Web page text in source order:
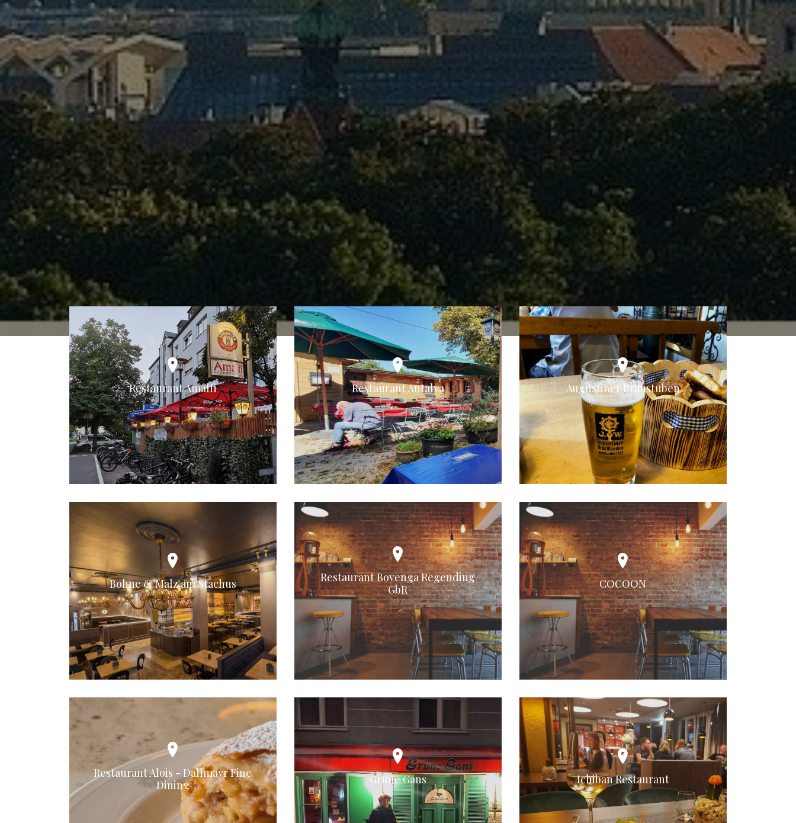
Restaurant Amalfi Restaurant Antalya Augustiner Bräustuben
Bohne & Malz am Stachus
Restaurant Bovenga Regending
GbR
COCOON
Restaurant Alois - Dallmayr Fine
Dining
Grüne Gans Ichiban Restaurant